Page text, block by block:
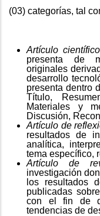
(03) categorías, tal
Artículo
presenta de
originales
desarrollo
presenta dentro
Título,
Materiales y
Discusión,
Artículo de
resultados de
analítica,
tema específico,
Artículo de
investigación
los resultados
publicadas
con el fin de
tendencias de